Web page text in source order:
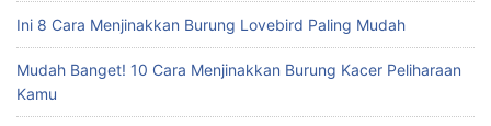
Ini 8 Cara Menjinakkan Burung Lovebird Paling Mudah
Mudah Banget! 10 Cara Menjinakkan Burung Kacer Peliharaan
Kamu